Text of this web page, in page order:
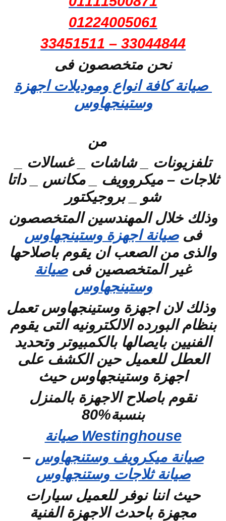
01224005061
33044844 – 33451511
نحن متخصصون فى
صيانة كافة انواع وموديلات اجهزة
وستينجهاوس
من
تلفزيونات _ شاشات _ غسالات _
ثلاجات – ميكروويف _ مكانس _ داتا
شو _ بروجيكتور
وذلك خلال المهندسين المتخصصون
فىصيانة اجهزة وستينجهاوس
والذى من الصعب ان يقوم باصلاحها
غير المتخصصين فىصيانة
وستينجهاوس
وذلك لان اجهزة وستينجهاوس تعمل
بنظام البورده الالكترونيه التى يقوم
الفنيين بايصالها بالكمبيوتر وتحديد
العطل للعميل حين الكشف على
اجهزة وستينجهاوس حيث
نقوم باصلاح الاجهزة بالمنزل
بنسبة%80
Westinghouse صيانة
صيانة ميكرويف وستنجهاوس –
صيانة ثلاجات وستنجهاوس
حيث اننا نوفر للعميل سيارات
مجهزة باحدث الاجهزة الفنية